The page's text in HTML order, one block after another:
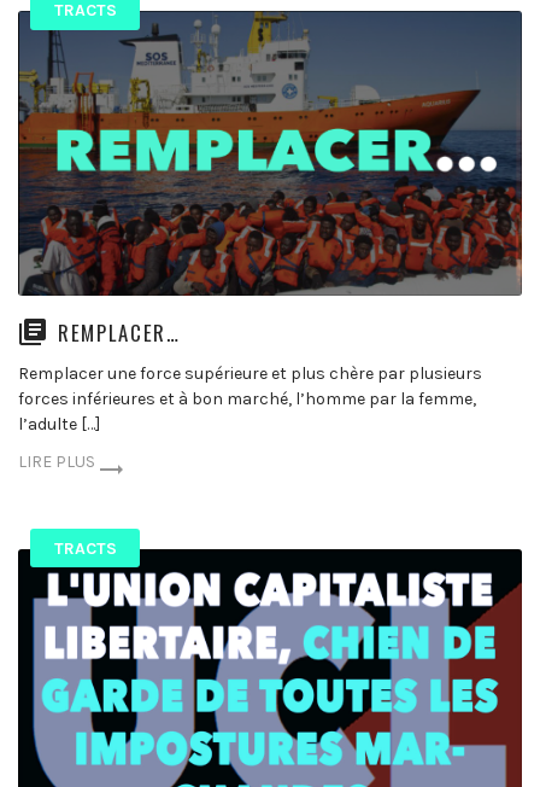
TRACTS
REMPLACER…
Remplacer une force supérieure et plus chère par plusieurs
forces inférieures et à bon marché, l’homme par la femme,
l’adulte […]
LIRE PLUS
TRACTS